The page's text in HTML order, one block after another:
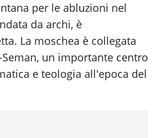
per le abluzioni nel
da archi, è
La moschea è collegata
un importante centro
e teologia all'epoca del